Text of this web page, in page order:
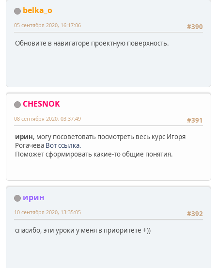
belka_o
#390
05 сентября 2020, 16:17:06
Обновите в навигаторе проектную поверхность.
CHESNOK
#391
08 сентября 2020, 03:37:49
ирин, могу посоветовать посмотреть весь курс Игоря
Рогачева Вот ссылка.
Поможет сформировать какие-то общие понятия.
ирин
#392
10 сентября 2020, 13:35:05
спасибо, эти уроки у меня в приоритете +))